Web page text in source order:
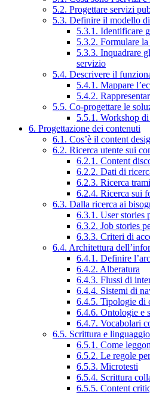
5.2. Progettare servizi
5.3. Definire il modello
5.3.1. Identificare
5.3.2. Formulare
5.3.3. Inquadrare
servizio
5.4. Descrivere il
5.4.1. Mappare
5.4.2.
5.5. Co-progettare le
5.5.1. Workshop
6. Progettazione dei contenuti
6.1. Cos’è il content
6.2. Ricerca utente sui
6.2.1. Content
6.2.2. Dati di
6.2.3. Ricerca
6.2.4. Ricerca sui
6.3. Dalla ricerca ai
6.3.1. User stories
6.3.2. Job stories
6.3.3. Criteri di
6.4. Architettura
6.4.1. Definire
6.4.2. Alberatura
6.4.3. Flussi di
6.4.4. Sistemi di
6.4.5. Tipologie di
6.4.6. Ontologie e
6.4.7. Vocabolari
6.5. Scrittura e linguaggio
6.5.1. Come
6.5.2. Le regole
6.5.3. Microtesti
6.5.4. Scrittura
6.5.5. Content